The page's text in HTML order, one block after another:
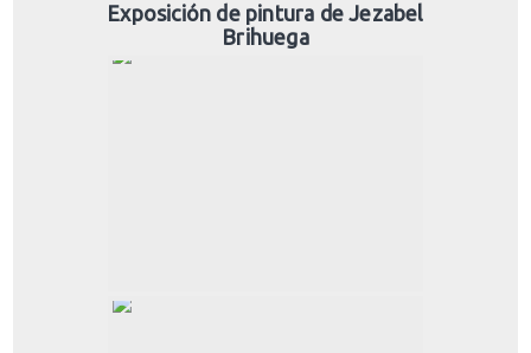
Exposición de pintura de Jezabel
Brihuega